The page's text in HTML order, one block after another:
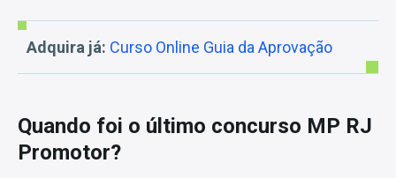
Adquira já: Curso Online Guia da Aprovação
Quando foi o último concurso MP RJ
Promotor?